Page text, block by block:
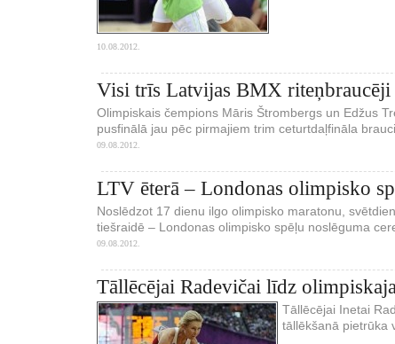
10.08.2012.
Visi trīs Latvijas BMX riteņbraucēji
Olimpiskais čempions Māris Štrombergs un Edžus
pusfinālā jau pēc pirmajiem trim ceturtdaļfināla
09.08.2012.
LTV ēterā – Londonas olimpisko
Noslēdzot 17 dienu ilgo olimpisko maratonu,
tiešraidē – Londonas olimpisko spēļu noslēguma
09.08.2012.
Tāllēcējai Radevičai līdz
Tāllēcējai Inetai
tāllēkšanā pietrūka